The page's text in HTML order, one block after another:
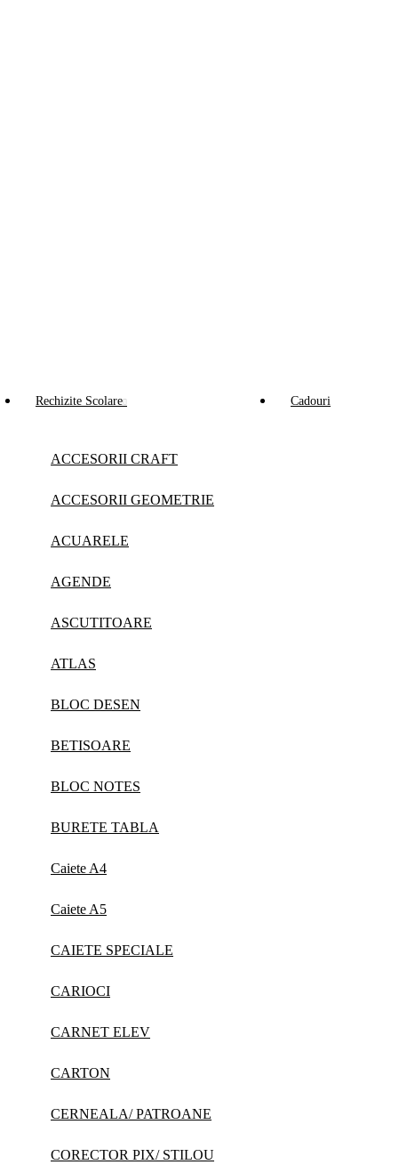
Rechizite Scolare
ACCESORII CRAFT
ACCESORII GEOMETRIE
ACUARELE
AGENDE
ASCUTITOARE
ATLAS
BLOC DESEN
BETISOARE
BLOC NOTES
BURETE TABLA
Caiete A4
Caiete A5
CAIETE SPECIALE
CARIOCI
CARNET ELEV
CARTON
CERNEALA/ PATROANE
CORECTOR PIX/ STILOU
Cadouri